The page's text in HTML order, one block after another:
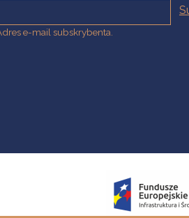
e-mail subskrybenta.